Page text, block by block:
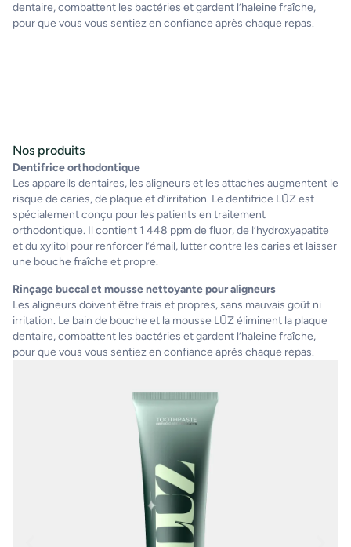
dentaire, combattent les bactéries et gardent l’haleine fraîche,
pour que vous vous sentiez en confiance après chaque repas.
Nos produits
Dentifrice orthodontique
Les appareils dentaires, les aligneurs et les attaches augmentent le
risque de caries, de plaque et d’irritation. Le dentifrice LŪZ est
spécialement conçu pour les patients en traitement
orthodontique. Il contient 1 448 ppm de fluor, de l’hydroxyapatite
et du xylitol pour renforcer l’émail, lutter contre les caries et laisser
une bouche fraîche et propre.
Rinçage buccal et mousse nettoyante pour aligneurs
Les aligneurs doivent être frais et propres, sans mauvais goût ni
irritation. Le bain de bouche et la mousse LŪZ éliminent la plaque
dentaire, combattent les bactéries et gardent l’haleine fraîche,
pour que vous vous sentiez en confiance après chaque repas.